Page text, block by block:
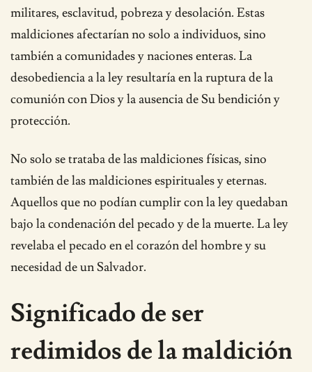
militares, esclavitud, pobreza y desolación. Estas
maldiciones afectarían no solo a individuos, sino
también a comunidades y naciones enteras. La
desobediencia a la ley resultaría en la ruptura de la
comunión con Dios y la ausencia de Su bendición y
protección.
No solo se trataba de las maldiciones físicas, sino
también de las maldiciones espirituales y eternas.
Aquellos que no podían cumplir con la ley quedaban
bajo la condenación del pecado y de la muerte. La ley
revelaba el pecado en el corazón del hombre y su
necesidad de un Salvador.
Significado de ser
redimidos de la maldición